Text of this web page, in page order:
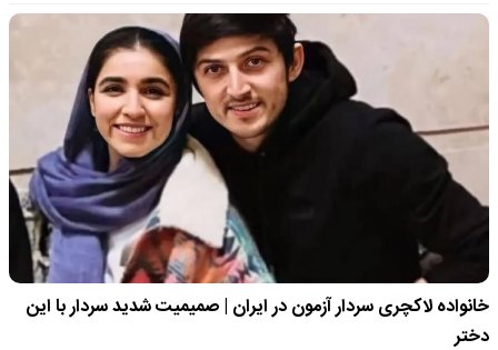
خانواده لاکچری سردار آزمون در ایران | صمیمیت شدید سردار با این
دختر